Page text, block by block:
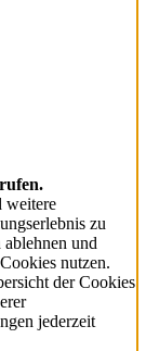
weitere
zu
und
nutzen.
der Cookies
jederzeit